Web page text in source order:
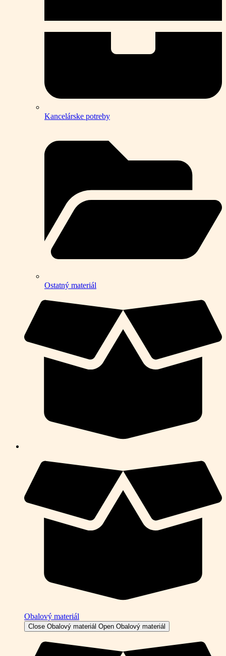
Kancelárske potreby
Ostatný materiál
Obalový materiál
Close Obalový materiál Open Obalový materiál